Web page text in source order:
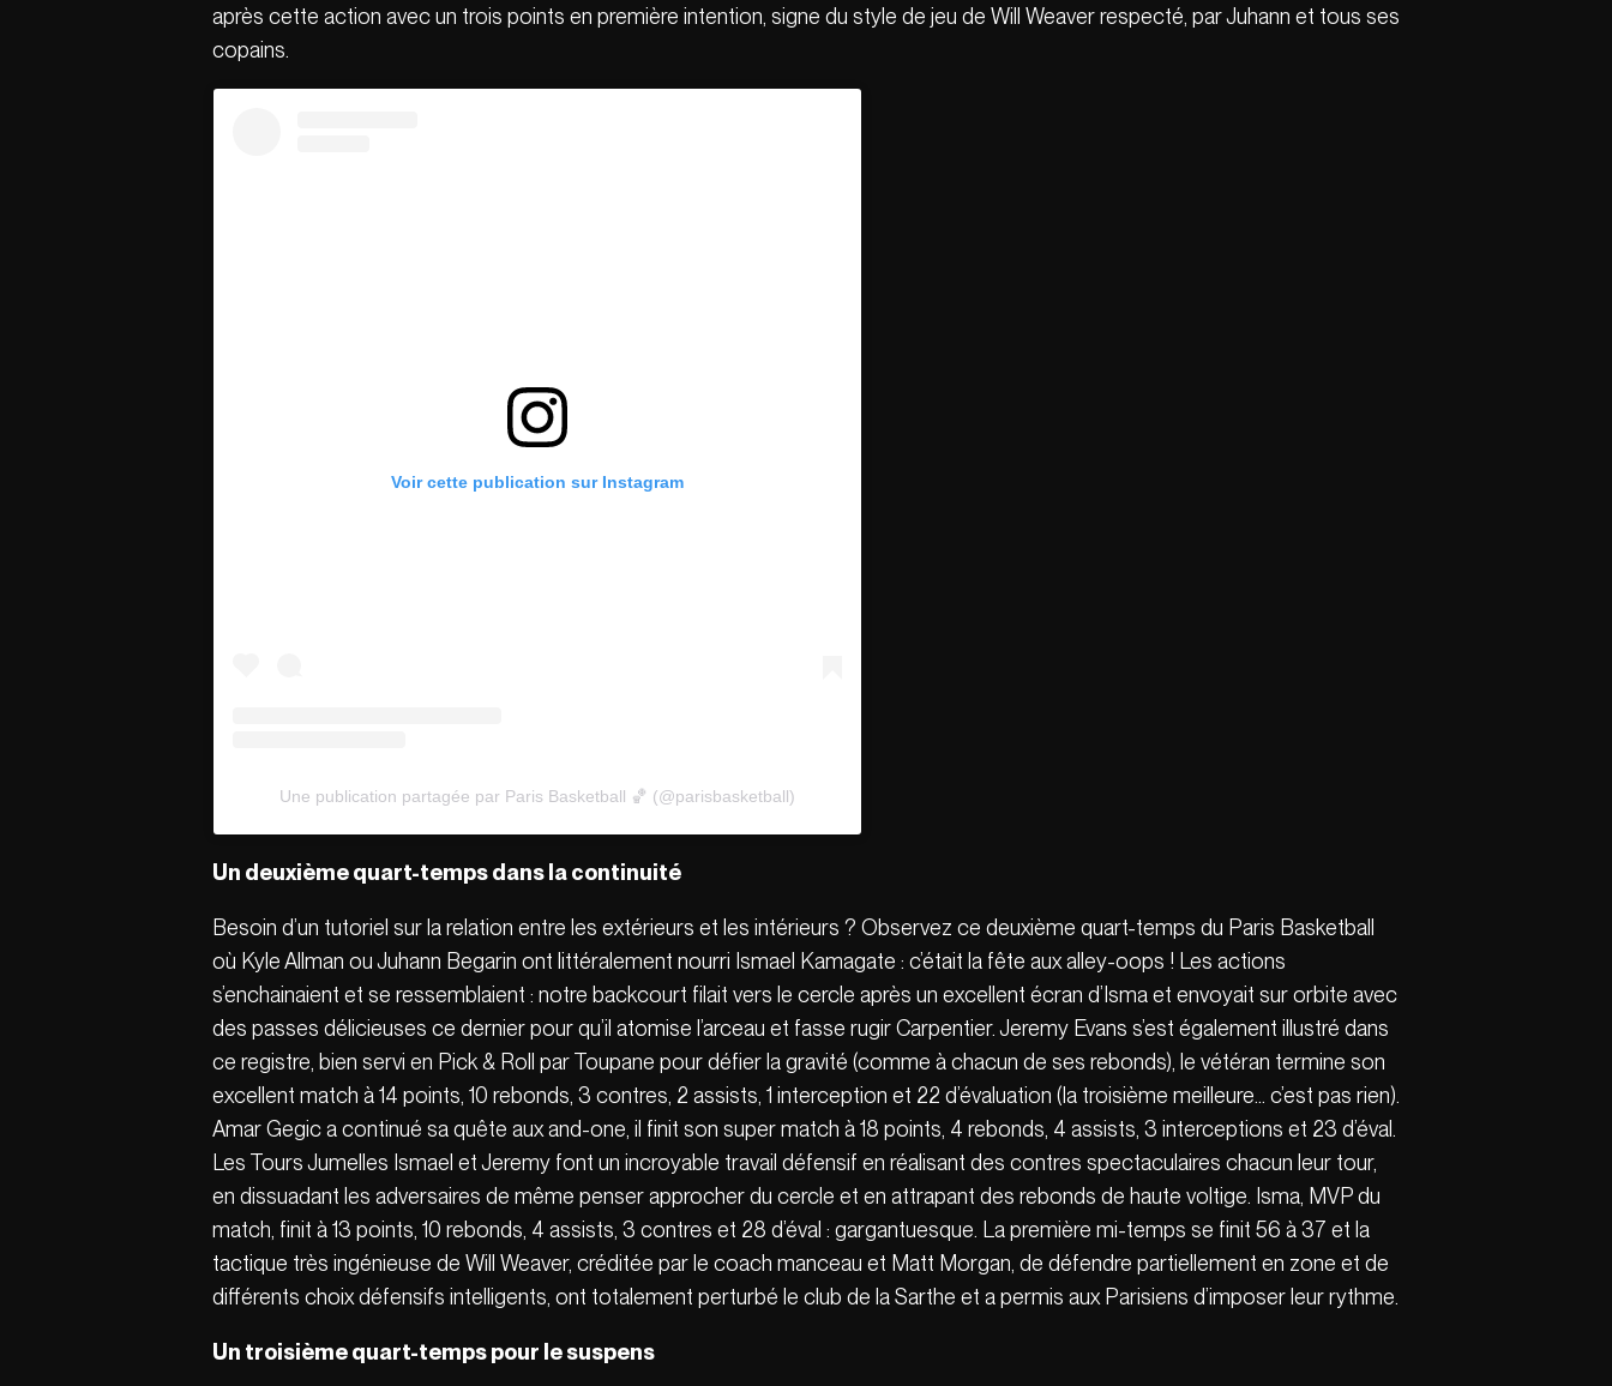
après cette action avec un trois points en première intention, signe du style de jeu de Will Weaver respecté, par Juhann et tous ses
copains.
Voir cette publication sur Instagram
Une publication partagée par Paris Basketball 🏀 (@parisbasketball)
Un deuxième quart-temps dans la continuité
Besoin d’un tutoriel sur la relation entre les extérieurs et les intérieurs ? Observez ce deuxième quart-temps du Paris Basketball
où Kyle Allman ou Juhann Begarin ont littéralement nourri Ismael Kamagate : c’était la fête aux alley-oops ! Les actions
s’enchainaient et se ressemblaient : notre backcourt filait vers le cercle après un excellent écran d’Isma et envoyait sur orbite avec
des passes délicieuses ce dernier pour qu’il atomise l’arceau et fasse rugir Carpentier. Jeremy Evans s’est également illustré dans
ce registre, bien servi en Pick & Roll par Toupane pour défier la gravité (comme à chacun de ses rebonds), le vétéran termine son
excellent match à 14 points, 10 rebonds, 3 contres, 2 assists, 1 interception et 22 d’évaluation (la troisième meilleure… c’est pas rien).
Amar Gegic a continué sa quête aux and-one, il finit son super match à 18 points, 4 rebonds, 4 assists, 3 interceptions et 23 d’éval.
Les Tours Jumelles Ismael et Jeremy font un incroyable travail défensif en réalisant des contres spectaculaires chacun leur tour,
en dissuadant les adversaires de même penser approcher du cercle et en attrapant des rebonds de haute voltige. Isma, MVP du
match, finit à 13 points, 10 rebonds, 4 assists, 3 contres et 28 d’éval : gargantuesque. La première mi-temps se finit 56 à 37 et la
tactique très ingénieuse de Will Weaver, créditée par le coach manceau et Matt Morgan, de défendre partiellement en zone et de
différents choix défensifs intelligents, ont totalement perturbé le club de la Sarthe et a permis aux Parisiens d’imposer leur rythme.
Un troisième quart-temps pour le suspens